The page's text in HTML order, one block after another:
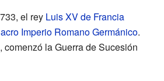
el rey Luis XV de Francia
Imperio Romano Germánico.
la Guerra de Sucesión